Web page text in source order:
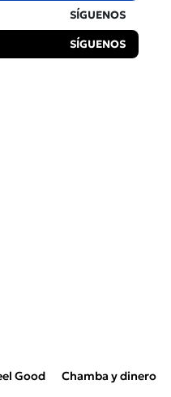
SÍGUENOS
SÍGUENOS
Good Chamba y dinero